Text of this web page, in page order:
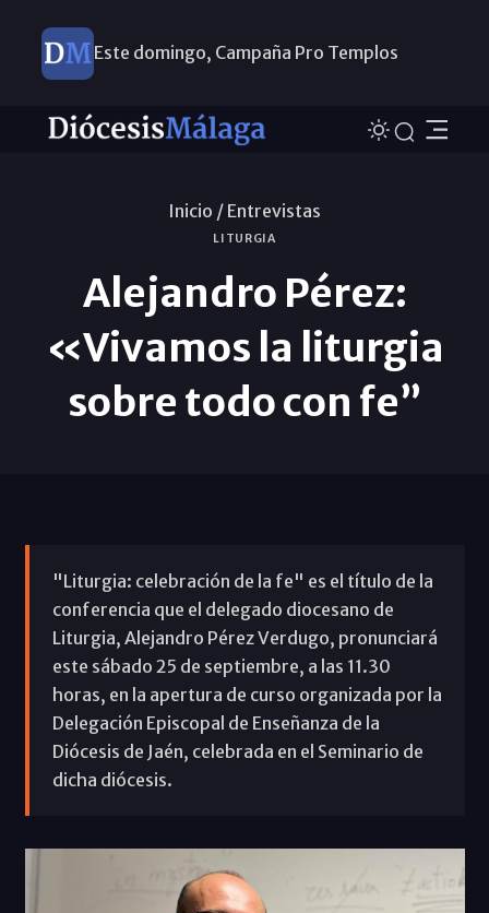
Este domingo, Campaña Pro Templos
Inicio / Entrevistas
LITURGIA
Alejandro Pérez:
«Vivamos la liturgia
sobre todo con fe”
"Liturgia: celebración de la fe" es el título de la
conferencia que el delegado diocesano de
Liturgia, Alejandro Pérez Verdugo, pronunciará
este sábado 25 de septiembre, a las 11.30
horas, en la apertura de curso organizada por la
Delegación Episcopal de Enseñanza de la
Diócesis de Jaén, celebrada en el Seminario de
dicha diócesis.